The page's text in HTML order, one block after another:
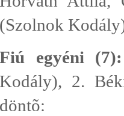
(Szolnok
Fiú egyéni (7):
Kodály), 2.
döntõ: